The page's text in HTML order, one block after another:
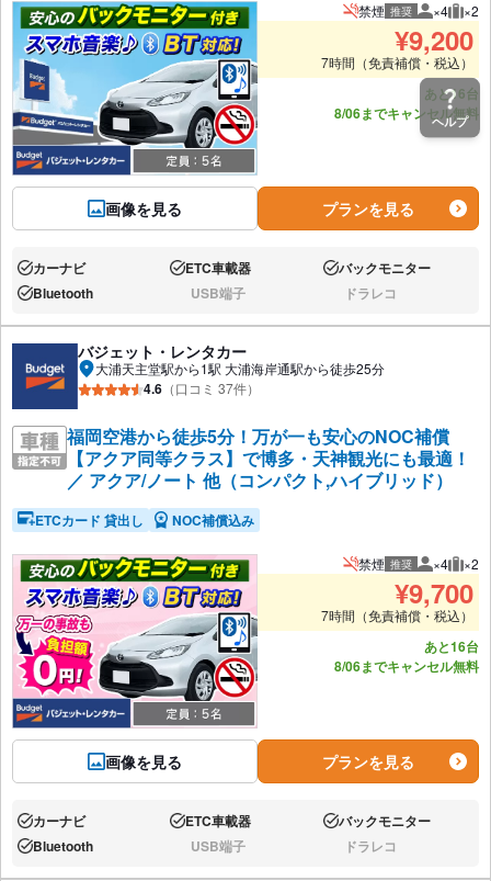
画像を見る
禁煙 推奨 推奨人数
×4 推
×2
¥9,200
7時間（免責補償・税込）
あと16台
8/06までキャンセル無料
プランを見る
あり:カーナビ あり:ETC車載器 あり:バックモニター
あり:Bluetooth なし:USB端子 なし:ドラレコ
バジェット・レンタカー
大浦天主堂駅から1駅 大浦海岸通駅から徒歩25分
4.6 （口コミ 37件）
福岡空港から徒歩5分！万が一も安心のNOC補償
【アクア同等クラス】で博多・天神観光にも最適！
／ アクア/ノート 他（コンパクト,ハイブリッド）
ETCカード 貸出し NOC補償込み
画像を見る
禁煙 推奨 推奨人数
×4 推
×2
¥9,700
7時間（免責補償・税込）
あと16台
8/06までキャンセル無料
プランを見る
あり:カーナビ あり:ETC車載器 あり:バックモニター
あり:Bluetooth なし:USB端子 なし:ドラレコ
ヘルプ